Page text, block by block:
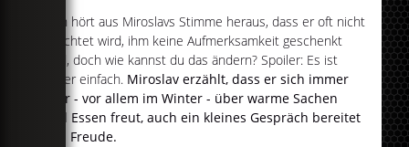
Man hört aus Miroslavs Stimme heraus, dass er oft nicht
beachtet wird, ihm keine Aufmerksamkeit geschenkt
wird, doch wie kannst du das ändern? Spoiler: Es ist
super einfach. Miroslav erzählt, dass er sich immer
sehr - vor allem im Winter - über warme Sachen
und Essen freut, auch ein kleines Gespräch bereitet
ihm Freude.